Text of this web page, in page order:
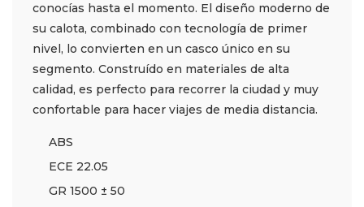
conocías hasta el momento. El diseño moderno de
su calota, combinado con tecnología de primer
nivel, lo convierten en un casco único en su
segmento. Construído en materiales de alta
calidad, es perfecto para recorrer la ciudad y muy
confortable para hacer viajes de media distancia.
ABS
ECE 22.05
GR 1500 ± 50